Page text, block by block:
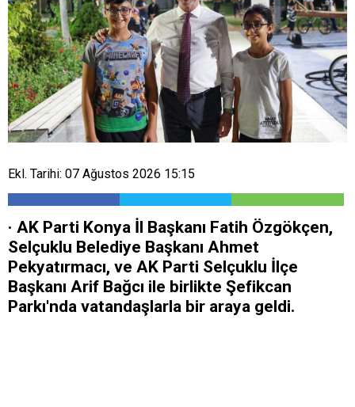
Ekl. Tarihi: 07 Ağustos 2026 15:15
· AK Parti Konya İl Başkanı Fatih Özgökçen,
Selçuklu Belediye Başkanı Ahmet
Pekyatırmacı, ve AK Parti Selçuklu İlçe
Başkanı Arif Bağcı ile birlikte Şefikcan
Parkı'nda vatandaşlarla bir araya geldi.